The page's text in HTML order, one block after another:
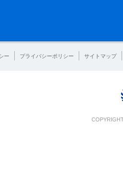
ー プライバシーポリシー サイトマップ